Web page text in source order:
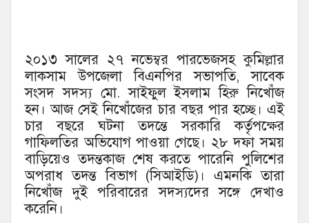
২০১৩ সালের ২৭ নভেম্বর পারভেজসহ কুমিল্লার
লাকসাম উপজেলা বিএনপির সভাপতি, সাবেক
সংসদ সদস্য মো. সাইফুল ইসলাম হিরু নিখোঁজ
হন। আজ সেই নিখোঁজের চার বছর পার হচ্ছে। এই
চার বছরে ঘটনা তদন্তে সরকারি কর্তৃপক্ষের
গাফিলতির অভিযোগ পাওয়া গেছে। ২৮ দফা সময়
বাড়িয়েও তদন্তকাজ শেষ করতে পারেনি পুলিশের
অপরাধ তদন্ত বিভাগ (সিআইডি)। এমনকি তারা
নিখোঁজ দুই পরিবারের সদস্যদের সঙ্গে দেখাও
করেনি।